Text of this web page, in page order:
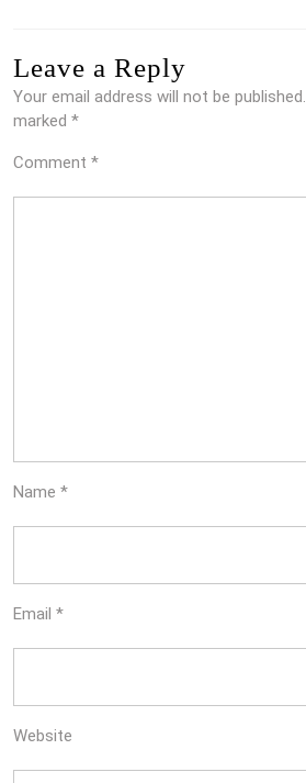
Leave a Reply
Your email address will not be published.
marked *
Comment *
Name *
Email *
Website